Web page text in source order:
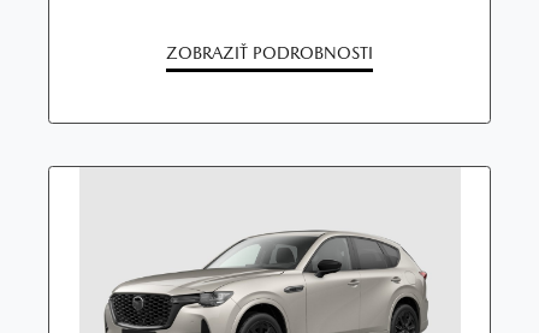
ZOBRAZIŤ PODROBNOSTI